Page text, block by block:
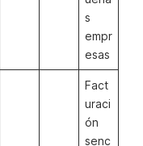
s
empr
esas
Fact
uraci
ón
senc